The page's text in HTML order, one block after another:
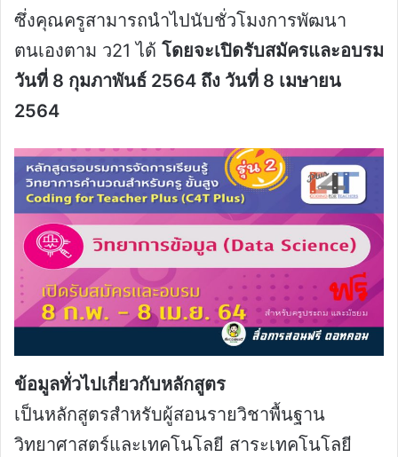
ซึ่งคุณครูสามารถนำไปนับชั่วโมงการพัฒนา
ตนเองตาม ว21 ได้ โดยจะเปิดรับสมัครและอบรม
วันที่ 8 กุมภาพันธ์ 2564 ถึง วันที่ 8 เมษายน
2564
ข้อมูลทั่วไปเกี่ยวกับหลักสูตร
เป็นหลักสูตรสำหรับผู้สอนรายวิชาพื้นฐาน
วิทยาศาสตร์และเทคโนโลยี สาระเทคโนโลยี